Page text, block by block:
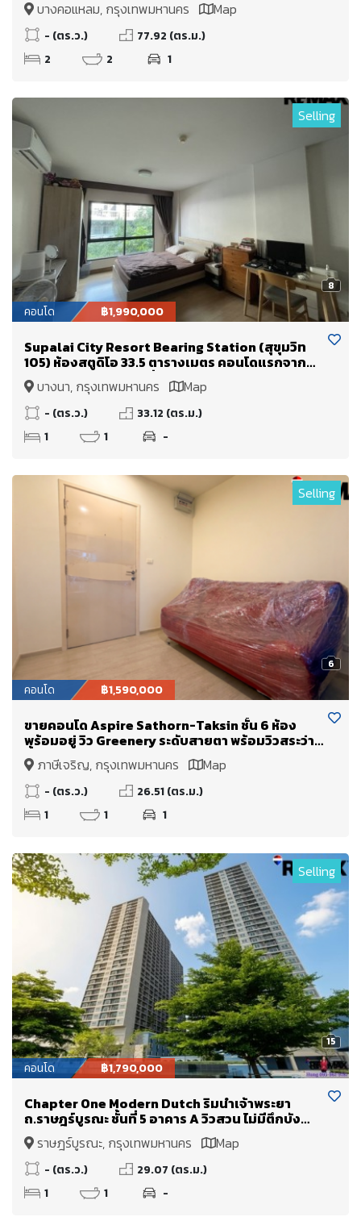
บางคอแหลม, กรุงเทพมหานคร Map
- (ตร.ว.)
77.92 (ตร.ม.)
2
2 1
8
Selling
คอนโด ฿1,990,000
Supalai City Resort Bearing Station (สุขุมวิท
105) ห้องสตูดิโอ 33.5 ตารางเมตร คอนโดแรกจาก
ปากซอย!! ลงBTS แบริ่งถึงซอยเลย
บางนา, กรุงเทพมหานคร Map
- (ตร.ว.)
33.12 (ตร.ม.)
1
1 -
6
Selling
คอนโด ฿1,590,000
ขายคอนโด Aspire Sathorn-Taksin ชั้น 6 ห้อง
พร้อมอยู่ วิว Greenery ระดับสายตา พร้อมวิวสระว่าย
น้ำ ภาษีเจริญ, กรุงเทพมหานคร Map
- (ตร.ว.)
26.51 (ตร.ม.)
1
1 1
15
Selling
คอนโด ฿1,790,000
Chapter One Modern Dutch ริมน้ำเจ้าพระยา
ถ.ราษฎร์บูรณะ ชั้นที่ 5 อาคาร A วิวสวน ไม่มีตึกบัง
ขายเพียง 1.79 Mb.
ราษฎร์บูรณะ, กรุงเทพมหานคร Map
- (ตร.ว.)
29.07 (ตร.ม.)
1
1 -